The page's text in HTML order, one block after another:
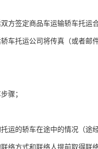
方签定商品车运输轿车托运合
车托运公司将传真（或者邮
骤；
运的轿车在途中的情况（途
络方式和联络人提前取得联